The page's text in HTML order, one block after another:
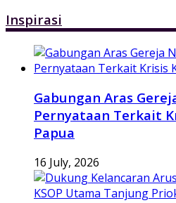
Inspirasi
Gabungan Aras
Pernyataan Terkait
Papua
16 July, 2026